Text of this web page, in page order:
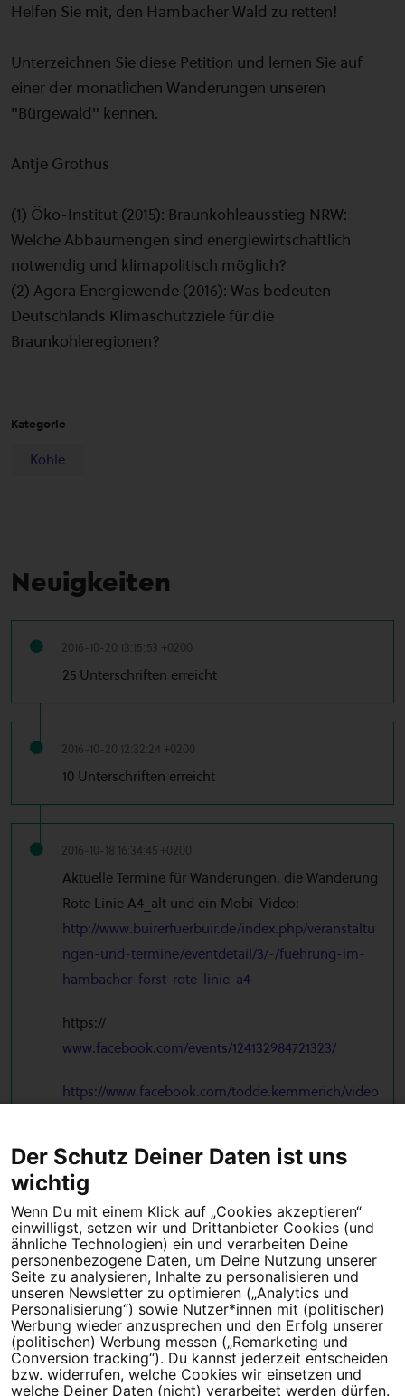
Helfen Sie mit, den Hambacher Wald zu retten!
Unterzeichnen Sie diese Petition und lernen Sie auf
einer der monatlichen Wanderungen unseren
"Bürgewald" kennen.
Antje Grothus
(1) Öko-Institut (2015): Braunkohleausstieg NRW:
Welche Abbaumengen sind energiewirtschaftlich
notwendig und klimapolitisch möglich?
(2) Agora Energiewende (2016): Was bedeuten
Deutschlands Klimaschutzziele für die
Braunkohleregionen?
Kategorie
Kohle
Neuigkeiten
2016-10-20 13:15:53 +0200
25 Unterschriften erreicht
2016-10-20 12:32:24 +0200
10 Unterschriften erreicht
2016-10-18 16:34:45 +0200
Aktuelle Termine für Wanderungen, die Wanderung
Rote Linie A4_alt und ein Mobi-Video:
http://www.buirerfuerbuir.de/index.php/veranstaltu
ngen-und-termine/eventdetail/3/-/fuehrung-im-
hambacher-forst-rote-linie-a4
https://
www.facebook.com/events/124132984721323/
https://www.facebook.com/todde.kemmerich/video
← Vorherige
Tipps für deine Petition
Darum WeAct
Partnerprogramm
Erfolgreiche Petitionen
FAQs
Nutzungsbedingungen
Datenschutz
Impressum
Der Schutz Deiner Daten ist uns
wichtig
Wenn Du mit einem Klick auf „Cookies akzeptieren“
einwilligst, setzen wir und Drittanbieter Cookies (und
ähnliche Technologien) ein und verarbeiten Deine
personenbezogene Daten, um Deine Nutzung unserer
Seite zu analysieren, Inhalte zu personalisieren und
unseren Newsletter zu optimieren („Analytics und
Personalisierung“) sowie Nutzer*innen mit (politischer)
Werbung wieder anzusprechen und den Erfolg unserer
(politischen) Werbung messen („Remarketing und
Conversion tracking“). Du kannst jederzeit entscheiden
bzw. widerrufen, welche Cookies wir einsetzen und
welche Deiner Daten (nicht) verarbeitet werden dürfen.